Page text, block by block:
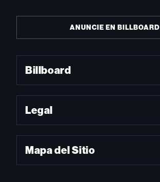
ANUNCIE EN BILLBOARD
Billboard
Legal
Mapa del Sitio